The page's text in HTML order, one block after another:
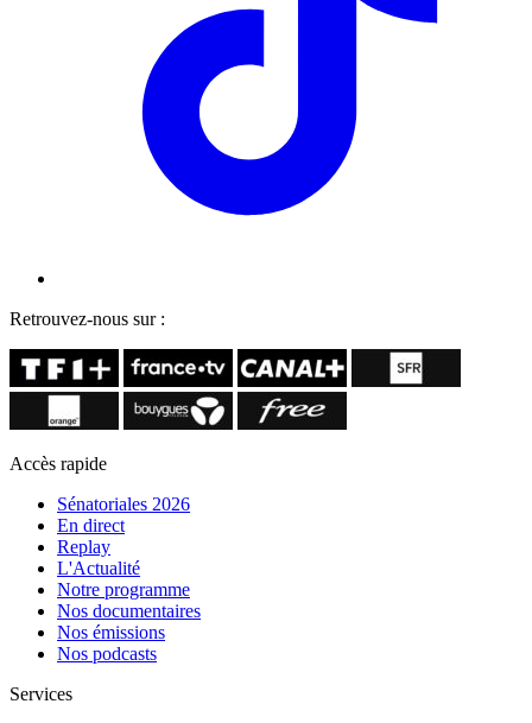
Retrouvez-nous sur :
Accès rapide
Sénatoriales 2026
En direct
Replay
L'Actualité
Notre programme
Nos documentaires
Nos émissions
Nos podcasts
Services